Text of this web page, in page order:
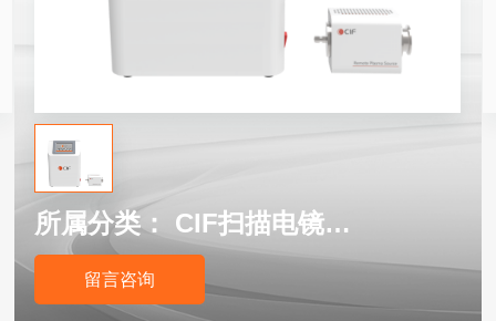
所属分类： CIF扫描电镜等离子清洗机
留言咨询